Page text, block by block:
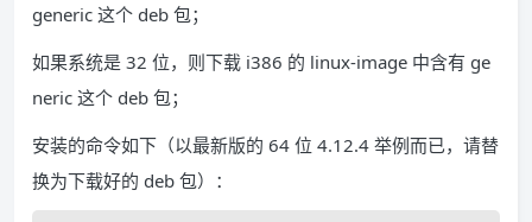
generic 这个 deb 包；
如果系统是 32 位，则下载 i386 的 linux-image 中含有 ge
neric 这个 deb 包；
安装的命令如下（以最新版的 64 位 4.12.4 举例而已，请替
换为下载好的 deb 包）：